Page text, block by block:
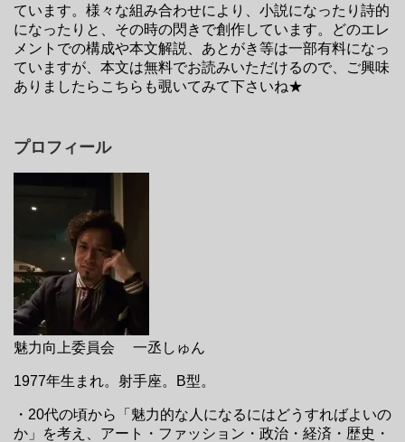
ています。様々な組み合わせにより、小説になったり詩的
になったりと、その時の閃きで創作しています。どのエレ
メントでの構成や本文解説、あとがき等は一部有料になっ
ていますが、本文は無料でお読みいただけるので、ご興味
ありましたらこちらも覗いてみて下さいね★
プロフィール
魅力向上委員会 一丞しゅん
1977年生まれ。射手座。B型。
・20代の頃から「魅力的な人になるにはどうすればよいの
か」を考え、アート・ファッション・政治・経済・歴史・